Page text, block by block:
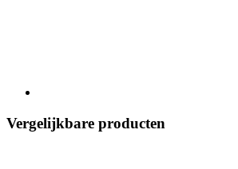
Vergelijkbare producten